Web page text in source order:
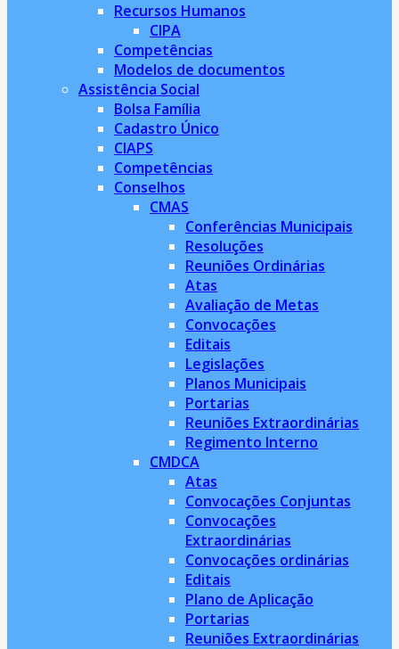
Recursos Humanos
CIPA
Competências
Modelos de documentos
Assistência Social
Bolsa Família
Cadastro Único
CIAPS
Competências
Conselhos
CMAS
Conferências Municipais
Resoluções
Reuniões Ordinárias
Atas
Avaliação de Metas
Convocações
Editais
Legislações
Planos Municipais
Portarias
Reuniões Extraordinárias
Regimento Interno
CMDCA
Atas
Convocações Conjuntas
Convocações
Extraordinárias
Convocações ordinárias
Editais
Plano de Aplicação
Portarias
Reuniões Extraordinárias